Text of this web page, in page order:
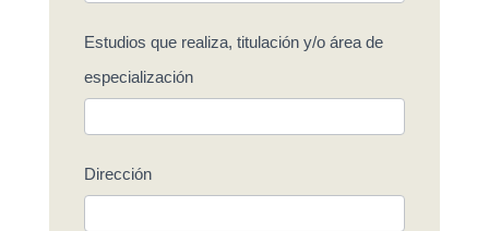
Estudios que realiza, titulación y/o área de
especialización
Dirección